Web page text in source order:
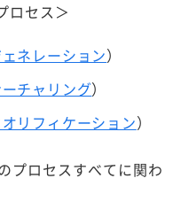
ロセス＞
ネレーション）
チャリング）
リフィケーション）
プロセスすべてに関わ